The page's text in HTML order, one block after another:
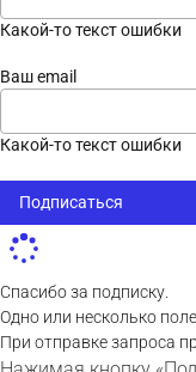
Какой-то текст ошибки
Ваш email
Какой-то текст ошибки
Подписаться
Спасибо за подписку.
Одно или несколько
При отправке запроса